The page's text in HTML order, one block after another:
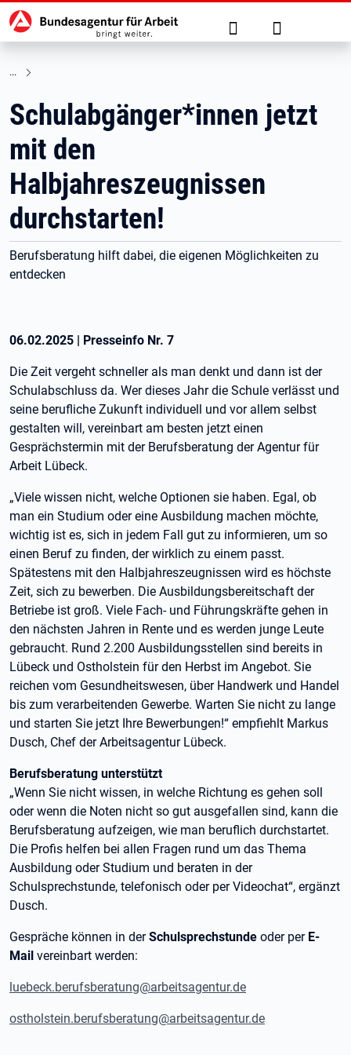
zu den Hauptinhalten springen
Hauptnavigation Suche Anmelden
Schulabgänger*innen jetzt
mit den
Halbjahreszeugnissen
durchstarten!
Berufsberatung hilft dabei, die eigenen Möglichkeiten zu
entdecken
06.02.2025 | Presseinfo Nr. 7
Die Zeit vergeht schneller als man denkt und dann ist der
Schulabschluss da. Wer dieses Jahr die Schule verlässt und
seine berufliche Zukunft individuell und vor allem selbst
gestalten will, vereinbart am besten jetzt einen
Gesprächstermin mit der Berufsberatung der Agentur für
Arbeit Lübeck.
„Viele wissen nicht, welche Optionen sie haben. Egal, ob
man ein Studium oder eine Ausbildung machen möchte,
wichtig ist es, sich in jedem Fall gut zu informieren, um so
einen Beruf zu finden, der wirklich zu einem passt.
Spätestens mit den Halbjahreszeugnissen wird es höchste
Zeit, sich zu bewerben. Die Ausbildungsbereitschaft der
Betriebe ist groß. Viele Fach- und Führungskräfte gehen in
den nächsten Jahren in Rente und es werden junge Leute
gebraucht. Rund 2.200 Ausbildungsstellen sind bereits in
Lübeck und Ostholstein für den Herbst im Angebot. Sie
reichen vom Gesundheitswesen, über Handwerk und Handel
bis zum verarbeitenden Gewerbe. Warten Sie nicht zu lange
und starten Sie jetzt Ihre Bewerbungen!“ empfiehlt Markus
Dusch, Chef der Arbeitsagentur Lübeck.
Berufsberatung unterstützt
„Wenn Sie nicht wissen, in welche Richtung es gehen soll
oder wenn die Noten nicht so gut ausgefallen sind, kann die
Berufsberatung aufzeigen, wie man beruflich durchstartet.
Die Profis helfen bei allen Fragen rund um das Thema
Ausbildung oder Studium und beraten in der
Schulsprechstunde, telefonisch oder per Videochat“, ergänzt
Dusch.
Gespräche können in derSchulsprechstunde oder per E-
Mail vereinbart werden:
luebeck.berufsberatung@arbeitsagentur.de
ostholstein.berufsberatung@arbeitsagentur.de